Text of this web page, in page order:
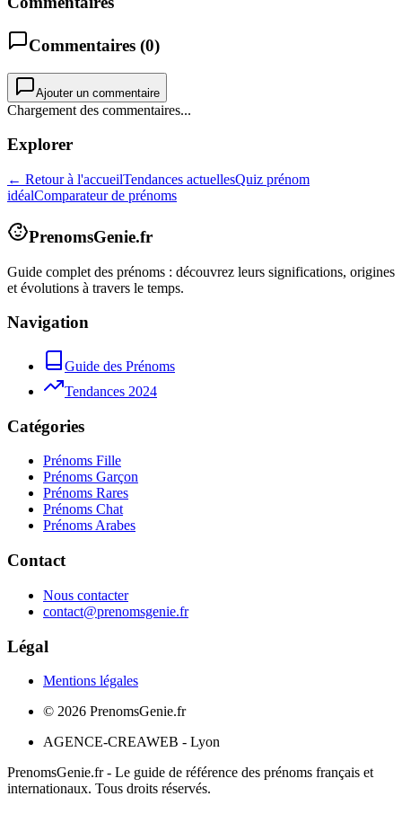
Commentaires (0)
Ajouter un commentaire
Chargement des commentaires...
Explorer
← Retour à l'accueilTendances actuellesQuiz prénom
idéalComparateur de prénoms
PrenomsGenie.fr
Guide complet des prénoms : découvrez leurs significations, origines
et évolutions à travers le temps.
Navigation
Guide des Prénoms
Tendances 2024
Catégories
Prénoms Fille
Prénoms Garçon
Prénoms Rares
Prénoms Chat
Prénoms Arabes
Contact
Nous contacter
contact@prenomsgenie.fr
Légal
Mentions légales
© 2026 PrenomsGenie.fr
AGENCE-CREAWEB - Lyon
PrenomsGenie.fr - Le guide de référence des prénoms français et
internationaux. Tous droits réservés.